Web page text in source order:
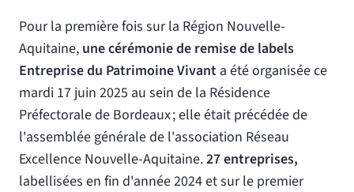
Pour la première fois sur la Région Nouvelle-
Aquitaine, une cérémonie de remise de labels
Entreprise du Patrimoine Vivant a été organisée ce
mardi 17 juin 2025 au sein de la Résidence
Préfectorale de Bordeaux ; elle était précédée de
l'assemblée générale de l'association Réseau
Excellence Nouvelle-Aquitaine.27 entreprises,
labellisées en fin d'année 2024 et sur le premier